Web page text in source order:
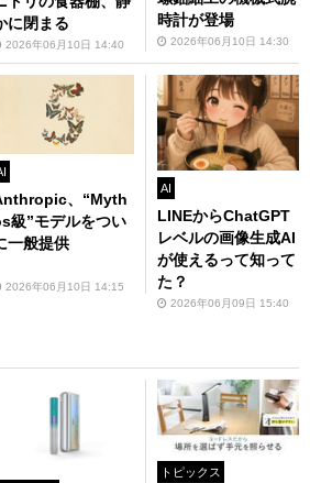
に閉まる
2026年06月10日 14:40
時計が登場
2026年06月10日 14:30
、“Myth
級”モデルをつい
一般提供
2026年06月10日 14:15
AI
LINEからChatGPT
レベルの画像生成AI
が使えるって知って
た？
2026年06月09日 15:40
トピックス